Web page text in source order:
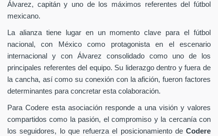
Álvarez, capitán y uno de los máximos referentes del fútbol
mexicano.
La alianza tiene lugar en un momento clave para el fútbol
nacional, con México como protagonista en el escenario
internacional y con Álvarez consolidado como uno de los
principales referentes del equipo. Su liderazgo dentro y fuera de
la cancha, así como su conexión con la afición, fueron factores
determinantes para concretar esta colaboración.
Para Codere esta asociación responde a una visión y valores
compartidos como la pasión, el compromiso y la cercanía con
los seguidores, lo que refuerza el posicionamiento de Codere